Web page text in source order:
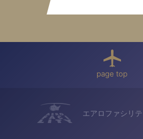
page top
エアロファシリ